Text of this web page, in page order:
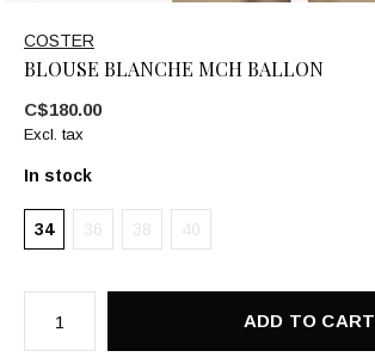
COSTER
BLOUSE BLANCHE MCH BALLON
C$180.00
Excl. tax
In stock
34 36 38 40
ADD TO CART